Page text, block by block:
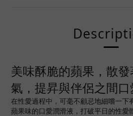
美味酥脆的蘋果，散
氣，提昇與伴侶之間口
在性愛過程中，可毫不顧忌地細嚐一下
蘋果味的口愛潤滑液，打破平日的性愛